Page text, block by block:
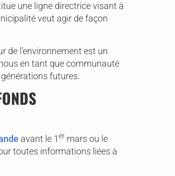
une ligne directrice visant à
veut agir de façon
de l’environnement est un
en tant que communauté
futures.
avant le 1 er mars ou le
toutes informations liées à